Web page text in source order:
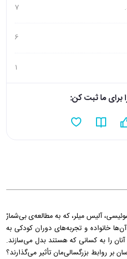
7
6
1
برای ما ثبت کن:
آلیس میلر، که به مطالعه‌ی بی‌شمارْ
خانواده و تجربه‌های دوران کودکی به
را به کسانی که هستند بدل می‌سازند.
بر روابط بزرگسالی‌مان تأثیر می‌گذارند؟